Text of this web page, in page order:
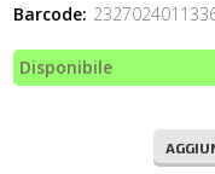
Barcode:
Disponibile